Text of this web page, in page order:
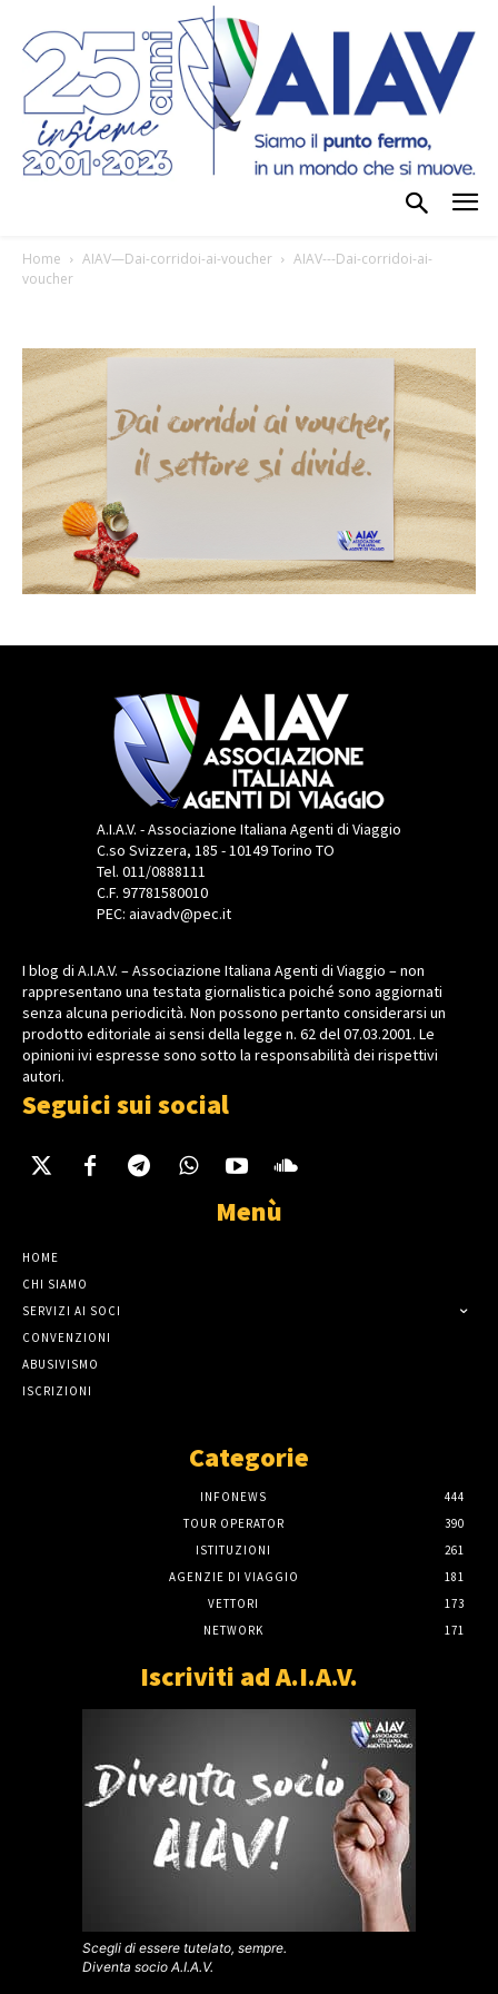
Home AIAV—Dai-corridoi-ai-voucher
AIAV---Dai-corridoi-ai-
voucher
A.I.A.V. - Associazione Italiana Agenti di Viaggio
C.so Svizzera, 185 - 10149 Torino TO
Tel. 011/0888111
C.F. 97781580010
PEC: aiavadv@pec.it
I blog di A.I.A.V. – Associazione Italiana Agenti di Viaggio – non
rappresentano una testata giornalistica poiché sono aggiornati
senza alcuna periodicità. Non possono pertanto considerarsi un
prodotto editoriale ai sensi della legge n. 62 del 07.03.2001. Le
opinioni ivi espresse sono sotto la responsabilità dei rispettivi
autori.
Seguici sui social
Menù
HOME
CHI SIAMO
SERVIZI AI SOCI
CONVENZIONI
ABUSIVISMO
ISCRIZIONI
Categorie
INFONEWS
444
TOUR OPERATOR
390
ISTITUZIONI
261
AGENZIE DI VIAGGIO
181
VETTORI
173
NETWORK
171
Iscriviti ad A.I.A.V.
Scegli di essere tutelato, sempre.
Diventa socio A.I.A.V.